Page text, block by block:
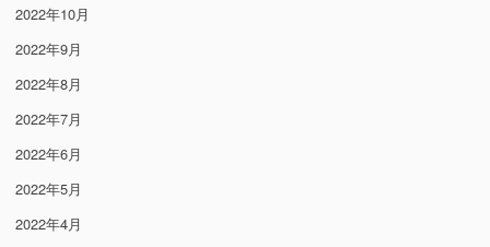
2022年10月
2022年9月
2022年8月
2022年7月
2022年6月
2022年5月
2022年4月